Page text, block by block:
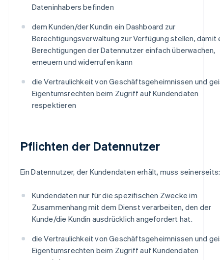
Dateninhabers befinden
dem Kunden/der Kundin ein Dashboard zur
Berechtigungsverwaltung zur Verfügung stellen, damit
Berechtigungen der Datennutzer einfach überwachen,
erneuern und widerrufen kann
die Vertraulichkeit von Geschäftsgeheimnissen und
Eigentumsrechten beim Zugriff auf Kundendaten
respektieren
Pflichten der Datennutzer
Ein Datennutzer, der Kundendaten erhält, muss seinerseits:
Kundendaten nur für die spezifischen Zwecke im
Zusammenhang mit dem Dienst verarbeiten, den der
Kunde/die Kundin ausdrücklich angefordert hat.
die Vertraulichkeit von Geschäftsgeheimnissen und
Eigentumsrechten beim Zugriff auf Kundendaten